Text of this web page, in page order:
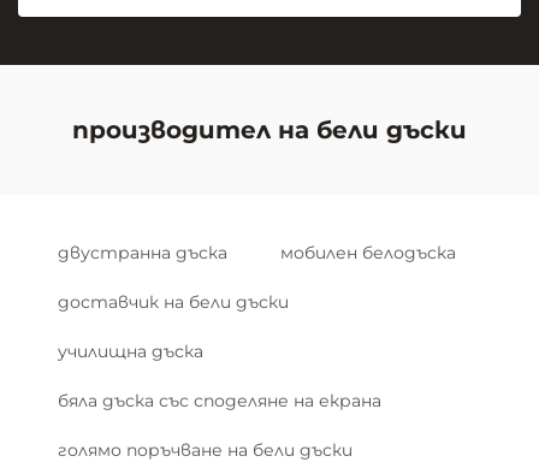
производител на бели дъски
двустранна дъска мобилен белодъска
доставчик на бели дъски
училищна дъска
бяла дъска със споделяне на екрана
голямо поръчване на бели дъски